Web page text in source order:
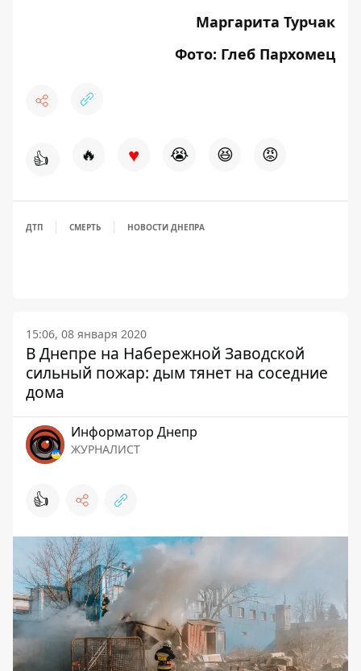
Маргарита Турчак
Фото: Глеб Пархомец
👍 🔥 ♥ 😭 😆 😡
ДТП СМЕРТЬ НОВОСТИ ДНЕПРА
15:06, 08 января 2020
В Днепре на Набережной Заводской
сильный пожар: дым тянет на соседние
дома
Информатор Днепр
ЖУРНАЛИСТ
👍